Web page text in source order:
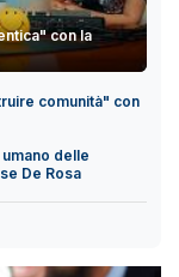
con la
comunità" con
delle
De Rosa